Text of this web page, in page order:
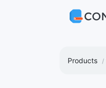
Products